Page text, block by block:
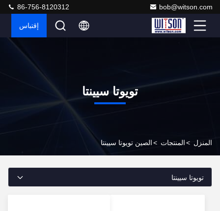
bob@witson.com
86-756-8120312
إقتباس
تويوتا سيينتا
المنزل >المنتجات >الصين تويوتا سيينتا
تويوتا سيينتا